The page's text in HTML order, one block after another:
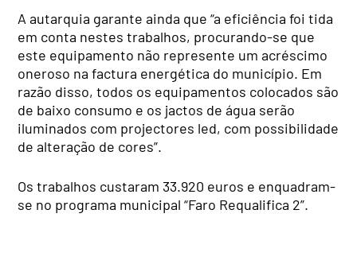
A autarquia garante ainda que “a eficiência foi tida
em conta nestes trabalhos, procurando-se que
este equipamento não represente um acréscimo
oneroso na factura energética do município. Em
razão disso, todos os equipamentos colocados são
de baixo consumo e os jactos de água serão
iluminados com projectores led, com possibilidade
de alteração de cores”.
Os trabalhos custaram 33.920 euros e enquadram-
se no programa municipal “Faro Requalifica 2”.